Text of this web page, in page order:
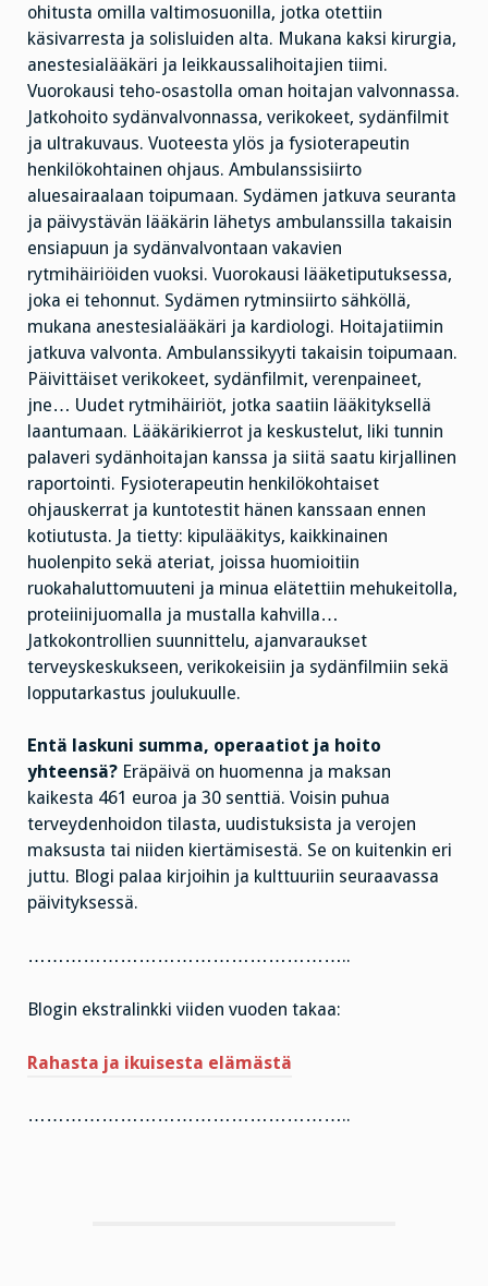
ohitusta omilla valtimosuonilla, jotka otettiin
käsivarresta ja solisluiden alta. Mukana kaksi kirurgia,
anestesialääkäri ja leikkaussalihoitajien tiimi.
Vuorokausi teho-osastolla oman hoitajan valvonnassa.
Jatkohoito sydänvalvonnassa, verikokeet, sydänfilmit
ja ultrakuvaus. Vuoteesta ylös ja fysioterapeutin
henkilökohtainen ohjaus. Ambulanssisiirto
aluesairaalaan toipumaan. Sydämen jatkuva seuranta
ja päivystävän lääkärin lähetys ambulanssilla takaisin
ensiapuun ja sydänvalvontaan vakavien
rytmihäiriöiden vuoksi. Vuorokausi lääketiputuksessa,
joka ei tehonnut. Sydämen rytminsiirto sähköllä,
mukana anestesialääkäri ja kardiologi. Hoitajatiimin
jatkuva valvonta. Ambulanssikyyti takaisin toipumaan.
Päivittäiset verikokeet, sydänfilmit, verenpaineet,
jne… Uudet rytmihäiriöt, jotka saatiin lääkityksellä
laantumaan. Lääkärikierrot ja keskustelut, liki tunnin
palaveri sydänhoitajan kanssa ja siitä saatu kirjallinen
raportointi. Fysioterapeutin henkilökohtaiset
ohjauskerrat ja kuntotestit hänen kanssaan ennen
kotiutusta. Ja tietty: kipulääkitys, kaikkinainen
huolenpito sekä ateriat, joissa huomioitiin
ruokahaluttomuuteni ja minua elätettiin mehukeitolla,
proteiinijuomalla ja mustalla kahvilla…
Jatkokontrollien suunnittelu, ajanvaraukset
terveyskeskukseen, verikokeisiin ja sydänfilmiin sekä
lopputarkastus joulukuulle.
Entä laskuni summa, operaatiot ja hoito
yhteensä? Eräpäivä on huomenna ja maksan
kaikesta 461 euroa ja 30 senttiä. Voisin puhua
terveydenhoidon tilasta, uudistuksista ja verojen
maksusta tai niiden kiertämisestä. Se on kuitenkin eri
juttu. Blogi palaa kirjoihin ja kulttuuriin seuraavassa
päivityksessä.
……………………………………………..
Blogin ekstralinkki viiden vuoden takaa:
Rahasta ja ikuisesta elämästä
……………………………………………..